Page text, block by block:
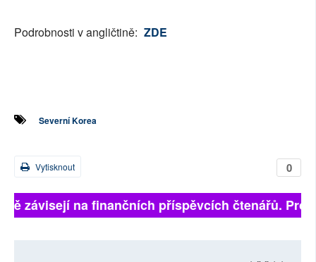
Podrobnosti v angličtině: ZDE
Severní Korea
0
Vytisknout
závisejí na finančních příspěvcích čtenářů.